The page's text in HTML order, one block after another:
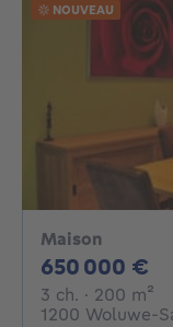
Maison
650 000 €
3 ch. 3 chambres
· 200 m²
1200 Woluwe-
NOUVEAU